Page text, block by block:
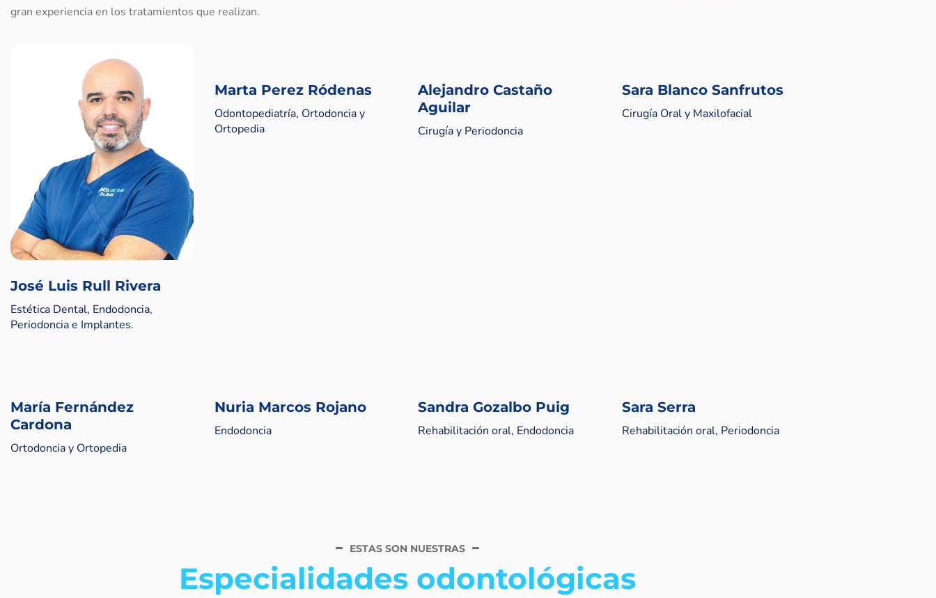
gran experiencia en los tratamientos que realizan.
José Luis Rull Rivera
Estética Dental, Endodoncia,
Periodoncia e Implantes.
Marta Perez Ródenas
Odontopediatría, Ortodoncia y
Ortopedia
Alejandro Castaño
Aguilar
Cirugía y Periodoncia
Sara Blanco Sanfrutos
Cirugía Oral y Maxilofacial
María Fernández
Cardona
Ortodoncia y Ortopedia
Nuria Marcos Rojano
Endodoncia
Sandra Gozalbo Puig
Rehabilitación oral, Endodoncia
Sara Serra
Rehabilitación oral, Periodoncia
ESTAS SON NUESTRAS
Especialidades odontológicas